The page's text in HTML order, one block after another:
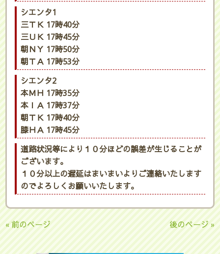
シエンタ1
三ＴＫ 17時40分
三ＵＫ 17時45分
朝ＮＹ 17時50分
朝ＴＡ 17時53分
シエンタ2
本ＭＨ 17時35分
本ＩＡ 17時37分
朝ＴＫ 17時40分
膝ＨＡ 17時45分
道路状況等により１０分ほどの誤差が生じることが
ございます。
１０分以上の遅延はまいまいよりご連絡いたします
のでよろしくお願いいたします。
« 前のページ 後のページ »